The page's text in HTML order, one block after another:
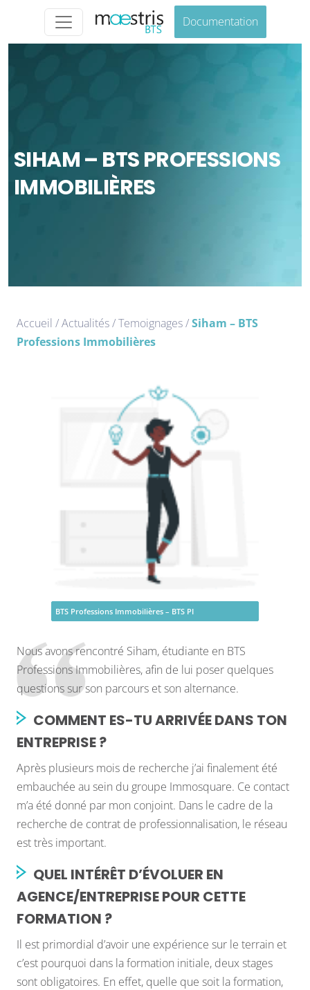
Documentation
SIHAM – BTS PROFESSIONS
IMMOBILIÈRES
Accueil /Actualités/Temoignages/Siham – BTS
Professions Immobilières
BTS Professions Immobilières – BTS PI
Nous avons rencontré Siham, étudiante en BTS
Professions Immobilières, afin de lui poser quelques
questions sur son parcours et son alternance.
COMMENT ES-TU ARRIVÉE DANS TON
ENTREPRISE ?
Après plusieurs mois de recherche j’ai finalement été
embauchée au sein du groupe Immosquare. Ce contact
m’a été donné par mon conjoint. Dans le cadre de la
recherche de contrat de professionnalisation, le réseau
est très important.
QUEL INTÉRÊT D’ÉVOLUER EN
AGENCE/ENTREPRISE POUR CETTE
FORMATION ?
Il est primordial d’avoir une expérience sur le terrain et
c’est pourquoi dans la formation initiale, deux stages
sont obligatoires. En effet, quelle que soit la formation,